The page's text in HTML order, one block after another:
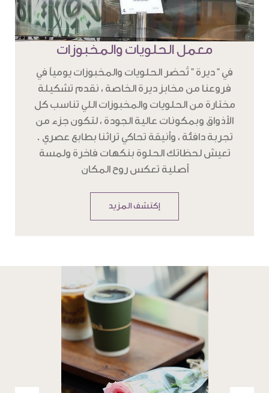
معمل الحلويات والمخبوزات
في " ديرة " تُحضر الحلويات والمخبوزات يومياً في
فروعنا من مخابز ديرة الخاصة ، نقدم تشكيلة
مختارة من الحلويات والمخبوزات اللي تناسب كل
الأذواق وبمكونات عالية الجودة ، لتكون جزء من
تجربة دافئة ، وأنيقة تحاكي تراثنا بطابع عصري .
تعيش لحظاتك الحلوة بنكهات فاخرة ولمسة
أصلية تعكس روح المكان
إكتشف المزيد